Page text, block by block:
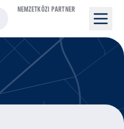
NEMZETKÖZI PARTNER